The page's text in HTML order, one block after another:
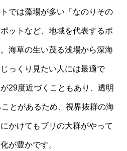
では藻場が多い「なのりその
ットなど、地域を代表するポ
海草の生い茂る浅場から深海
っくり見たい人には最適で
29度近づくこともあり、透明
とがあるため、視界抜群の海
かけてもブリの大群がやって
が豊かです。